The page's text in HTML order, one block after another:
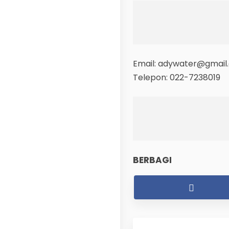
Email:
Telepon: 022-7238019
BERBAGI